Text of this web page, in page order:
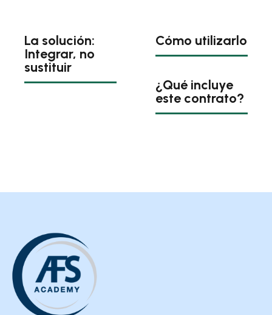
La solución:
Integrar, no
sustituir
Cómo utilizarlo
¿Qué incluye
este contrato?